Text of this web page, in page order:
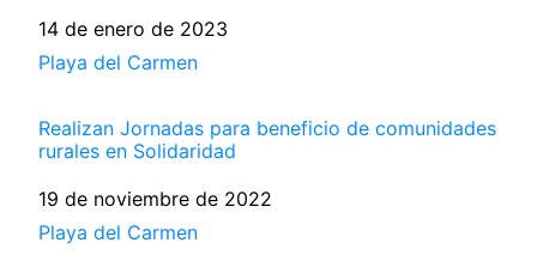
Fecha
14 de enero de 2023
Respecto a
Playa del Carmen
Realizan Jornadas para beneficio de comunidades
rurales en Solidaridad
Fecha
19 de noviembre de 2022
Respecto a
Playa del Carmen